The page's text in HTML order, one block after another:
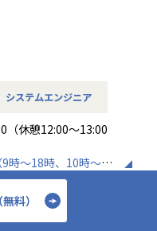
進って実際何をやっ
ワーク活用があり平
て柔軟な働き方がで
ョンです。
まずはこれまでのご
。
から上流工程にステ
可能です！
スト
システムエンジニア
（休憩12:00～13:00
時～18時、10時～19
月平均10時間）
Make work fun！」
セスとそこに関わる
料）